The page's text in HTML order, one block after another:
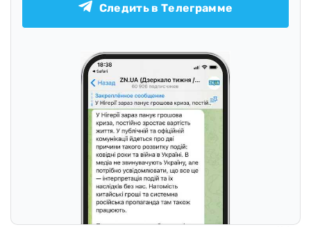
Следить в Телеграмме